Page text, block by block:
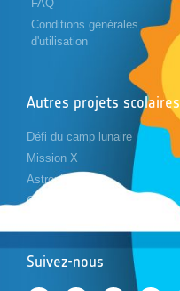
FAQ
Conditions générales
d'utilisation
Autres projets scolaires
Défi du camp lunaire
Mission X
Astropi
Cansat
Suivez-nous